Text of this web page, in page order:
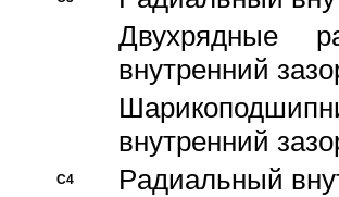
Двухрядные
внутренний
внутренний
C4
Pадиальный